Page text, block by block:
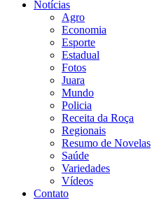
Notícias
Agro
Economia
Esporte
Estadual
Fotos
Juara
Mundo
Policia
Receita da Roça
Regionais
Resumo de Novelas
Saúde
Variedades
Vídeos
Contato